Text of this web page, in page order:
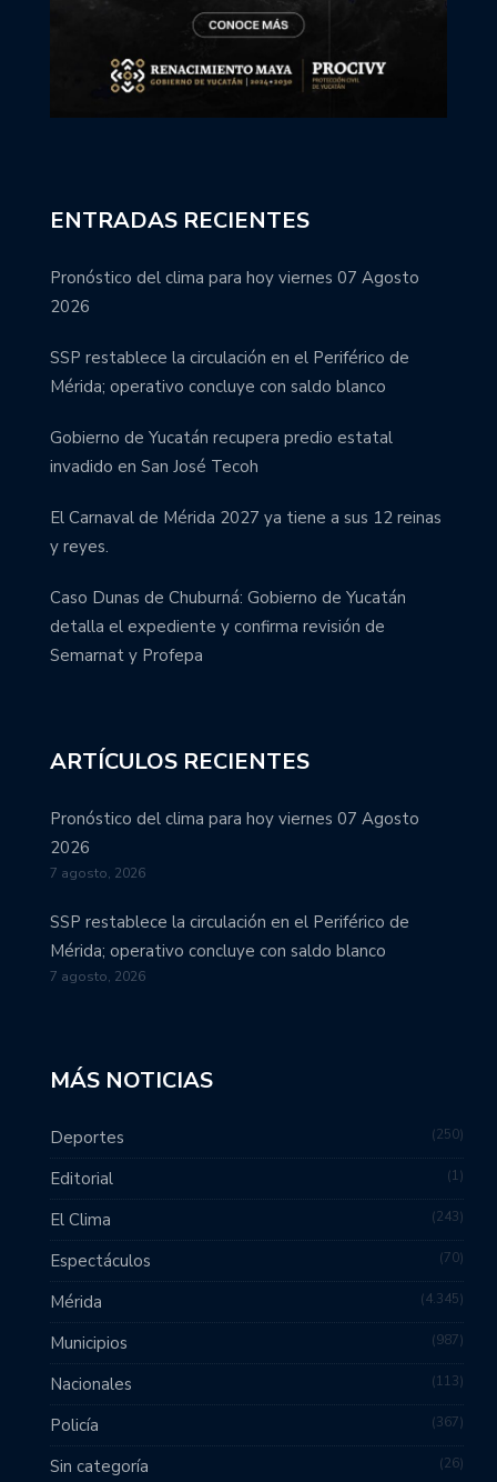
ENTRADAS RECIENTES
Pronóstico del clima para hoy viernes 07 Agosto
2026
SSP restablece la circulación en el Periférico de
Mérida; operativo concluye con saldo blanco
Gobierno de Yucatán recupera predio estatal
invadido en San José Tecoh
El Carnaval de Mérida 2027 ya tiene a sus 12 reinas
y reyes.
Caso Dunas de Chuburná: Gobierno de Yucatán
detalla el expediente y confirma revisión de
Semarnat y Profepa
ARTÍCULOS RECIENTES
Pronóstico del clima para hoy viernes 07 Agosto
2026
7 agosto, 2026
SSP restablece la circulación en el Periférico de
Mérida; operativo concluye con saldo blanco
7 agosto, 2026
MÁS NOTICIAS
Deportes 250
Editorial 1
El Clima 243
Espectáculos 70
Mérida 4.345
Municipios 987
Nacionales 113
Policía 367
Sin categoría 26